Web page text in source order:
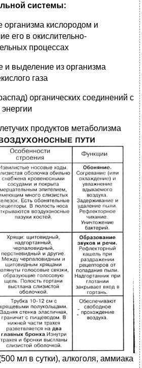
системы:
организма кислородом и
его в окислительно-
процессах
и выделение из организма
газа
органических соединений с
продуктов метаболизма
мл в сутки), алкоголя, аммиака